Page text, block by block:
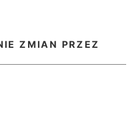
ZMIAN PRZEZ